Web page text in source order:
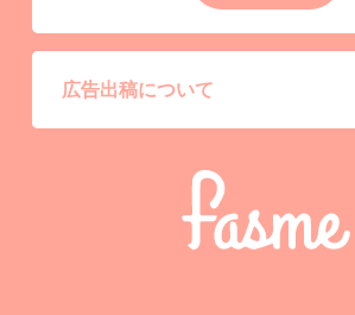
広告出稿について